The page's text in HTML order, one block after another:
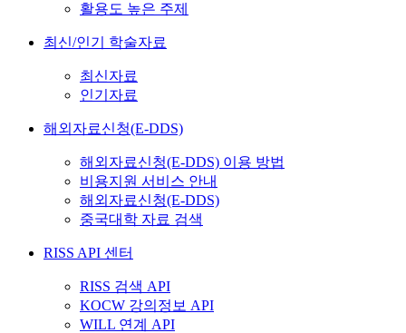
활용도 높은 주제
최신/인기 학술자료
최신자료
인기자료
해외자료신청(E-DDS)
해외자료신청(E-DDS) 이용 방법
비용지원 서비스 안내
해외자료신청(E-DDS)
중국대학 자료 검색
RISS API 센터
RISS 검색 API
KOCW 강의정보 API
WILL 연계 API